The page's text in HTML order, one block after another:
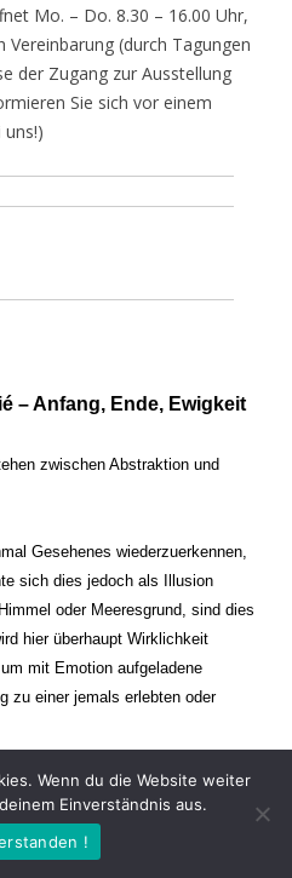
Mo. – Do. 8.30 – 16.00 Uhr,
Vereinbarung (durch Tagungen
der Zugang zur Ausstellung
Sie sich vor einem
– Anfang, Ende, Ewigkeit
zwischen Abstraktion und
Gesehenes wiederzuerkennen,
sich dies jedoch als Illusion
oder Meeresgrund, sind dies
hier überhaupt Wirklichkeit
mit Emotion aufgeladene
zu einer jemals erlebten oder
dabei gegenüber. Zeit steht still
eine Spannung, auch farblich, bis
Die Arbeiten stellen ambivalente
Wenn du die Website weiter
Einverständnis aus.
!